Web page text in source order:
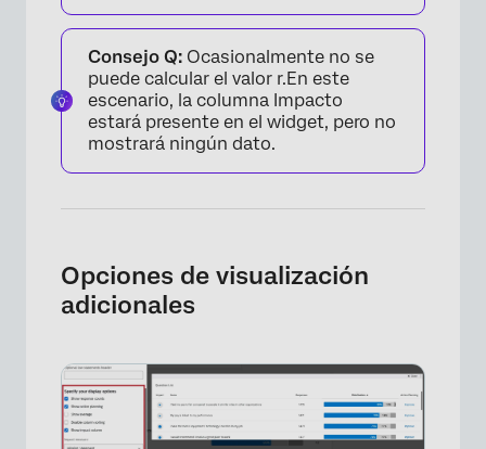
×
Consejo Q: Ocasionalmente no se
puede calcular el valor r.En este
escenario, la columna Impacto
estará presente en el widget, pero no
mostrará ningún dato.
Opciones de visualización
adicionales